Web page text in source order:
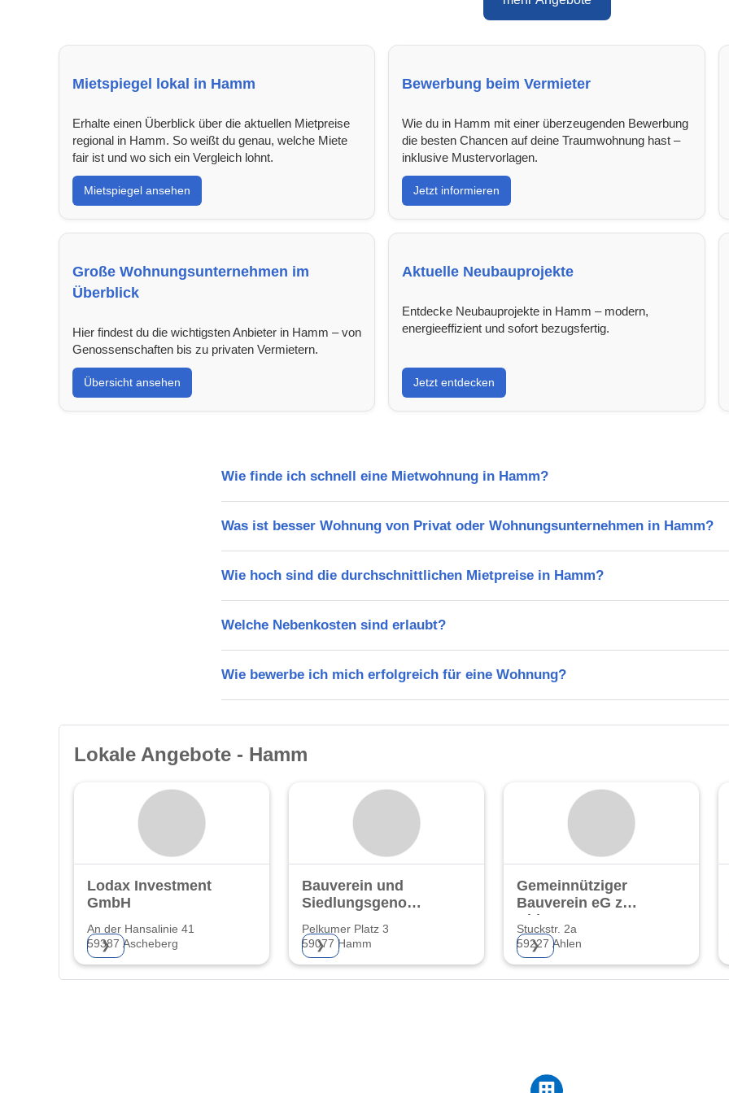
Mietspiegel lokal in Hamm
Erhalte einen Überblick über die aktuellen Mietpreise
regional in Hamm. So weißt du genau, welche Miete
fair ist und wo sich ein Vergleich lohnt.
Mietspiegel ansehen
Bewerbung beim Vermieter
Wie du in Hamm mit einer überzeugenden Bewerbung
die besten Chancen auf deine Traumwohnung hast –
inklusive Mustervorlagen.
Jetzt informieren
Große Wohnungsunternehmen im
Überblick
Hier findest du die wichtigsten Anbieter in Hamm – von
Genossenschaften bis zu privaten Vermietern.
Übersicht ansehen
Aktuelle Neubauprojekte
Entdecke Neubauprojekte in Hamm – modern,
energieeffizient und sofort bezugsfertig.
Jetzt entdecken
Wie finde ich schnell eine Mietwohnung in Hamm?
Was ist besser Wohnung von Privat oder Wohnungsunternehmen in Hamm?
Wie hoch sind die durchschnittlichen Mietpreise in Hamm?
Welche Nebenkosten sind erlaubt?
Wie bewerbe ich mich erfolgreich für eine Wohnung?
Lokale Angebote - Hamm
Lodax Investment
GmbH
An der Hansalinie 41
59387 Ascheberg
❯
Bauverein und
Siedlungsgenossenschaft
Pelkumer Platz 3
59077 Hamm
❯
Gemeinnütziger
Bauverein eG zu
Ahlen
Stuckstr. 2a
59227 Ahlen
❯